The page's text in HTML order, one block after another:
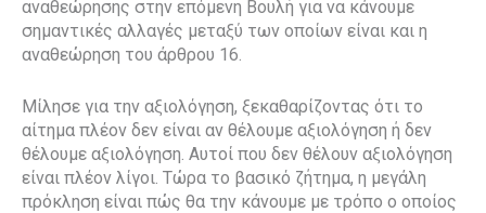
αναθεώρησης στην επόμενη Βουλή για να κάνουμε
σημαντικές αλλαγές μεταξύ των οποίων είναι και η
αναθεώρηση του άρθρου 16.
Μίλησε για την αξιολόγηση, ξεκαθαρίζοντας ότι το
αίτημα πλέον δεν είναι αν θέλουμε αξιολόγηση ή δεν
θέλουμε αξιολόγηση. Αυτοί που δεν θέλουν αξιολόγηση
είναι πλέον λίγοι. Τώρα το βασικό ζήτημα, η μεγάλη
πρόκληση είναι πώς θα την κάνουμε με τρόπο ο οποίος